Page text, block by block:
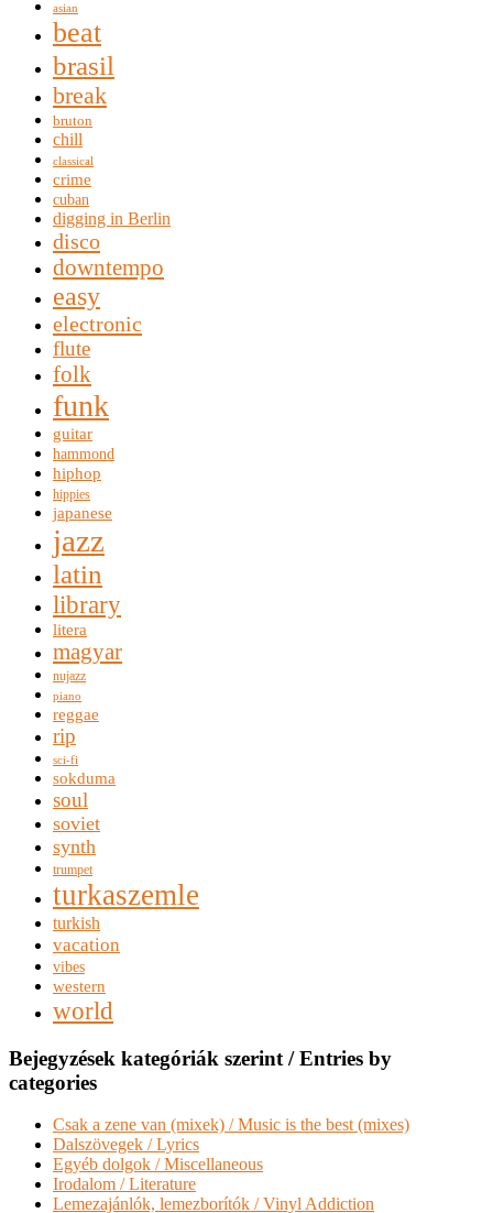
asian
beat
brasil
break
bruton
chill
classical
crime
cuban
digging in Berlin
disco
downtempo
easy
electronic
flute
folk
funk
guitar
hammond
hiphop
hippies
japanese
jazz
latin
library
litera
magyar
nujazz
piano
reggae
rip
sci-fi
sokduma
soul
soviet
synth
trumpet
turkaszemle
turkish
vacation
vibes
western
world
Bejegyzések kategóriák szerint / Entries by
categories
Csak a zene van (mixek) / Music is the best (mixes)
Dalszövegek / Lyrics
Egyéb dolgok / Miscellaneous
Irodalom / Literature
Lemezajánlók, lemezborítók / Vinyl Addiction